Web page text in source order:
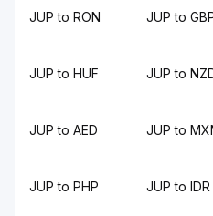
JUP to RON JUP to
JUP to HUF JUP to
JUP to AED JUP to
JUP to PHP JUP to IDR